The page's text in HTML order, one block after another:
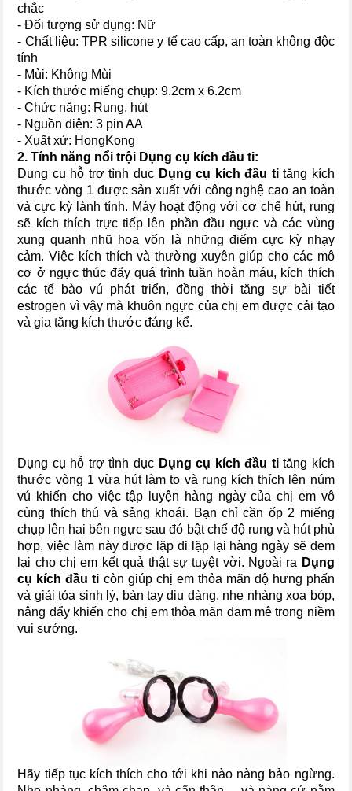
chắc
- Đối tượng sử dụng: Nữ
- Chất liệu: TPR silicone y tế cao cấp, an toàn không độc
tính
- Mùi: Không Mùi
- Kích thước miếng chụp: 9.2cm x 6.2cm
- Chức năng: Rung, hút
- Nguồn điện: 3 pin AA
- Xuất xứ: HongKong
2. Tính năng nổi trội Dụng cụ kích đầu ti:
Dụng cụ hỗ trợ tình dục Dụng cụ kích đầu tităng kích
thước vòng 1 được sản xuất với công nghệ cao an toàn
và cực kỳ lành tính. Máy hoạt động với cơ chế hút, rung
sẽ kích thích trực tiếp lên phần đầu ngực và các vùng
xung quanh nhũ hoa vốn là những điểm cực kỳ nhạy
cảm. Việc kích thích và thường xuyên giúp cho các mô
cơ ở ngực thúc đẩy quá trình tuần hoàn máu, kích thích
các tế bào vú phát triển, đồng thời tăng sự bài tiết
estrogen vì vậy mà khuôn ngực của chị em được cải tạo
và gia tăng kích thước đáng kể.
Dụng cụ hỗ trợ tình dục Dụng cụ kích đầu tităng kích
thước vòng 1 vừa hút làm to và rung kích thích lên núm
vú khiến cho việc tập luyện hàng ngày của chị em vô
cùng thích thú và sảng khoái. Bạn chỉ cần ốp 2 miếng
chụp lên hai bên ngực sau đó bật chế độ rung và hút phù
hợp, việc làm này được lặp đi lặp lại hàng ngày sẽ đem
lại cho chị em kết quả thật sự tuyệt vời. Ngoài ra Dụng
cụ kích đầu ti còn giúp chị em thỏa mãn độ hưng phấn
và giải tỏa sinh lý, bàn tay dịu dàng, nhẹ nhàng xoa bóp,
nâng đẩy khiến cho chị em thỏa mãn đam mê trong niềm
vui sướng.
Hãy tiếp tục kích thích cho tới khi nào nàng bảo ngừng.